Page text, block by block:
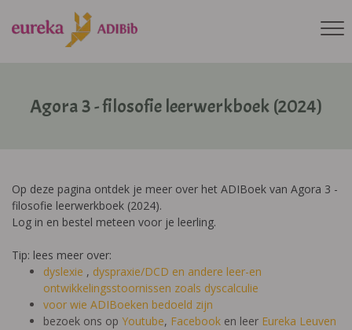
Agora 3 - filosofie leerwerkboek (2024)
Op deze pagina ontdek je meer over het ADIBoek van Agora 3 -
filosofie leerwerkboek (2024).
Log in en bestel meteen voor je leerling.
Tip: lees meer over:
dyslexie , dyspraxie/DCD en andere leer-en
ontwikkelingsstoornissen zoals dyscalculie
voor wie ADIBoeken bedoeld zijn
bezoek ons op Youtube, Facebook en leer Eureka Leuven